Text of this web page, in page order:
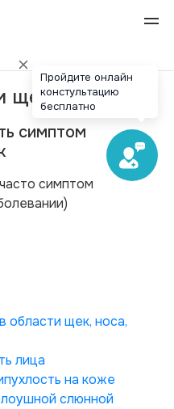
щек
симптом
симптом
области щек, носа,
лица
на коже
слюнной
Пройдите онлайн
констультацию
бесплатно